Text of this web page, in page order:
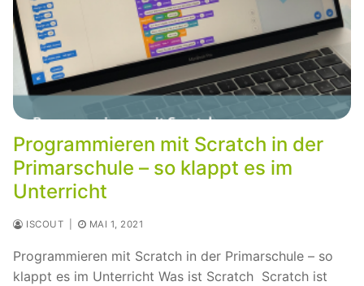
Programmieren mit Scratch in der
Primarschule – so klappt es im
Unterricht
ISCOUT MAI 1, 2021
Programmieren mit Scratch in der Primarschule – so
klappt es im Unterricht Was ist Scratch Scratch ist